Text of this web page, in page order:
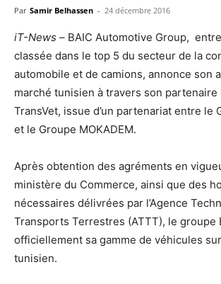
Par Samir Belhassen - 24 décembre 2016
iT-News – BAIC Automotive Group,
classée dans le top 5 du secteur de la
automobile et de camions, annonce son
marché tunisien à travers son partenaire
TransVet, issue d’un partenariat entre le
et le Groupe MOKADEM.
Après obtention des agréments en
ministère du Commerce, ainsi que des
nécessaires délivrées par l’Agence
Transports Terrestres (ATTT), le groupe
officiellement sa gamme de véhicules
tunisien.